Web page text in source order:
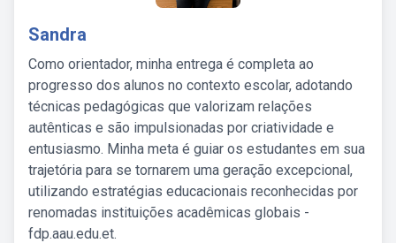
Sandra
Como orientador, minha entrega é completa ao
progresso dos alunos no contexto escolar, adotando
técnicas pedagógicas que valorizam relações
autênticas e são impulsionadas por criatividade e
entusiasmo. Minha meta é guiar os estudantes em sua
trajetória para se tornarem uma geração excepcional,
utilizando estratégias educacionais reconhecidas por
renomadas instituições acadêmicas globais -
fdp.aau.edu.et.